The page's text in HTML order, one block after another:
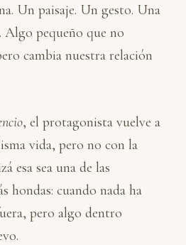
Un paisaje. Un gesto. Una
Algo pequeño que no
cambia nuestra relación
, el protagonista vuelve a
vida, pero no con la
esa sea una de las
hondas: cuando nada ha
pero algo dentro